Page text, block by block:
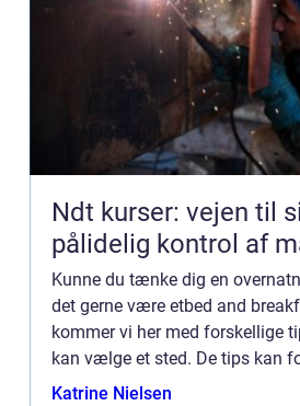
Ndt kurser: vejen til
pålidelig kontrol af
Kunne du tænke dig en
det gerne være etbed and
kommer vi her med forskellige
kan vælge et sted. De tips kan
hjælpe dig med at havne et
Katrine Nielsen